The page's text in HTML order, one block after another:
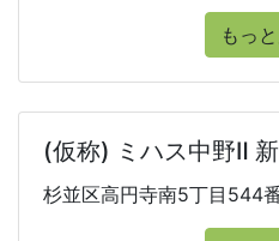
もっ
(仮称) ミハス中野Ⅱ
杉並区高円寺南5丁目544